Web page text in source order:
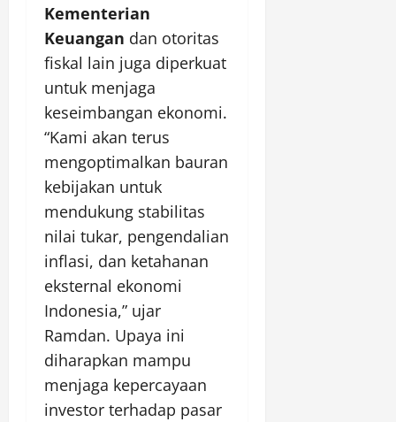
Kementerian
Keuangan dan otoritas
fiskal lain juga diperkuat
untuk menjaga
keseimbangan ekonomi.
“Kami akan terus
mengoptimalkan bauran
kebijakan untuk
mendukung stabilitas
nilai tukar, pengendalian
inflasi, dan ketahanan
eksternal ekonomi
Indonesia,” ujar
Ramdan. Upaya ini
diharapkan mampu
menjaga kepercayaan
investor terhadap pasar